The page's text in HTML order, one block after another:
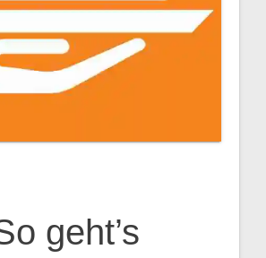
geht’s